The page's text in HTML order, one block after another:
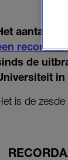
aantal
de
is de